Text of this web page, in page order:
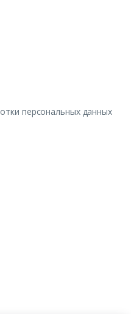
персональных данных